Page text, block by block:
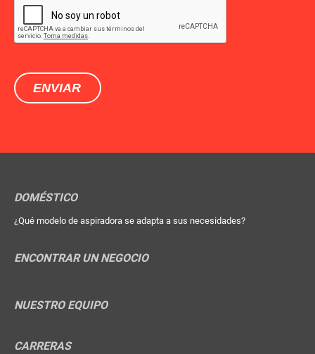
DOMÉSTICO
¿Qué modelo de aspiradora se adapta a sus necesidades?
ENCONTRAR UN NEGOCIO
NUESTRO EQUIPO
CARRERAS